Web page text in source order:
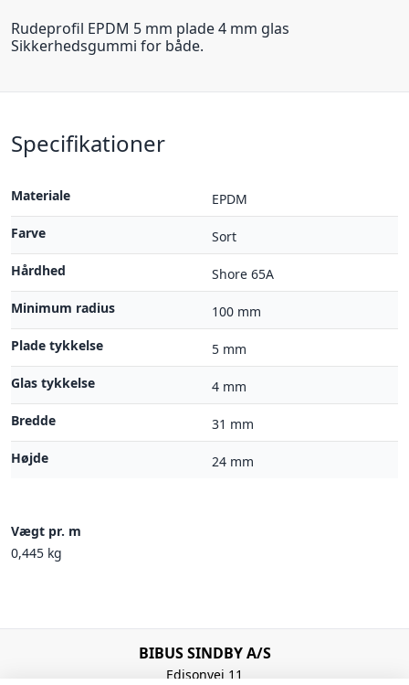
Rudeprofil EPDM 5 mm plade 4 mm glas
Sikkerhedsgummi for både.
Specifikationer
Materiale
EPDM
Farve
Sort
Hårdhed
Shore 65A
Minimum radius
100 mm
Plade tykkelse
5 mm
Glas tykkelse
4 mm
Bredde
31 mm
Højde
24 mm
Vægt pr. m
0,445 kg
BIBUS SINDBY A/S
Edisonvej 11